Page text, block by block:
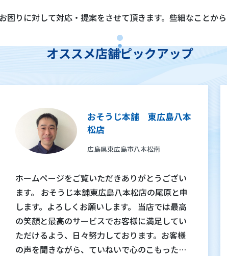
りに対して対応・提案をさせて頂きます。些細なことか
オススメ店舗ピックアップ
おそうじ本舗 東広島八本
松店
広島県東広島市八本松南
ホームページをご覧いただきありがとうござい
ます。 おそうじ本舗東広島八本松店の尾原と申
します。よろしくお願いします。 当店では最高
の笑顔と最高のサービスでお客様に満足してい
ただけるよう、日々努力しております。お客様
の声を聞きながら、ていねいで心のこもった作